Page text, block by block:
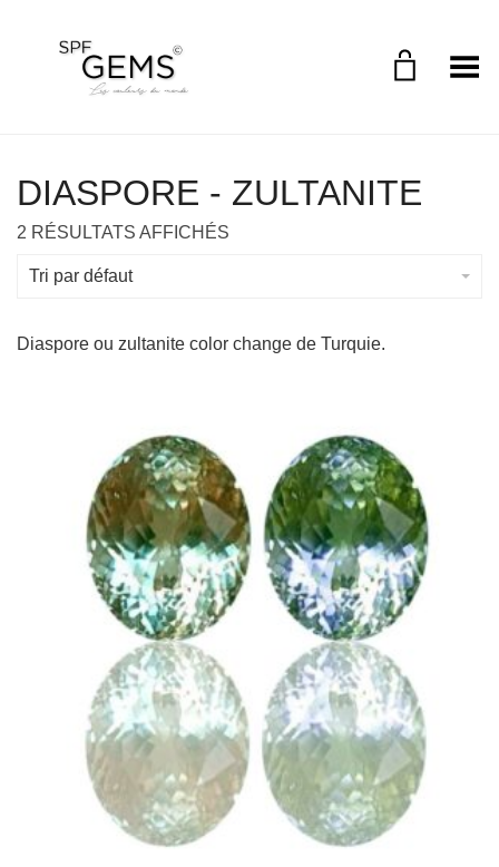
Toggle Menu
DIASPORE - ZULTANITE
2 RÉSULTATS AFFICHÉS
Tri par défaut
Diaspore ou zultanite color change de Turquie.